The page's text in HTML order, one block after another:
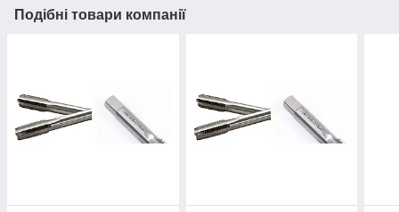
Подібні товари компанії